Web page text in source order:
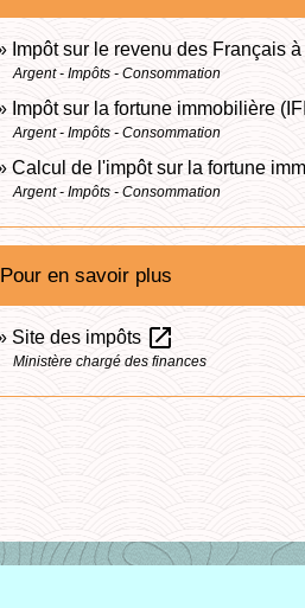
Impôt sur le revenu des Français
Argent - Impôts - Consommation
Impôt sur la fortune immobilière
Argent - Impôts - Consommation
Calcul de l'impôt sur la fortune
Argent - Impôts - Consommation
Pour en savoir plus
Site des impôts open_in_new
Ministère chargé des finances